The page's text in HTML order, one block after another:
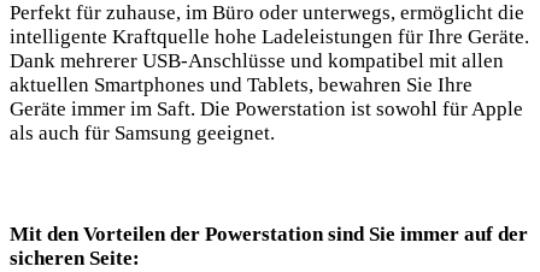
Perfekt für zuhause, im Büro oder unterwegs, ermöglicht die
intelligente Kraftquelle hohe Ladeleistungen für Ihre Geräte.
Dank mehrerer USB-Anschlüsse und kompatibel mit allen
aktuellen Smartphones und Tablets, bewahren Sie Ihre
Geräte immer im Saft. Die Powerstation ist sowohl für Apple
als auch für Samsung geeignet.
Mit den Vorteilen der Powerstation sind Sie immer auf der
sicheren Seite: